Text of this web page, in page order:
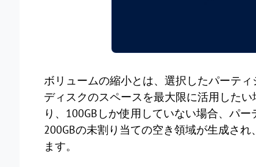
ボリュームの縮小とは、選択したパーテ
ディスクのスペースを最大限に活用した
り、100GBしか使用していない場合、パ
200GBの未割り当ての空き領域が生成さ
ます。